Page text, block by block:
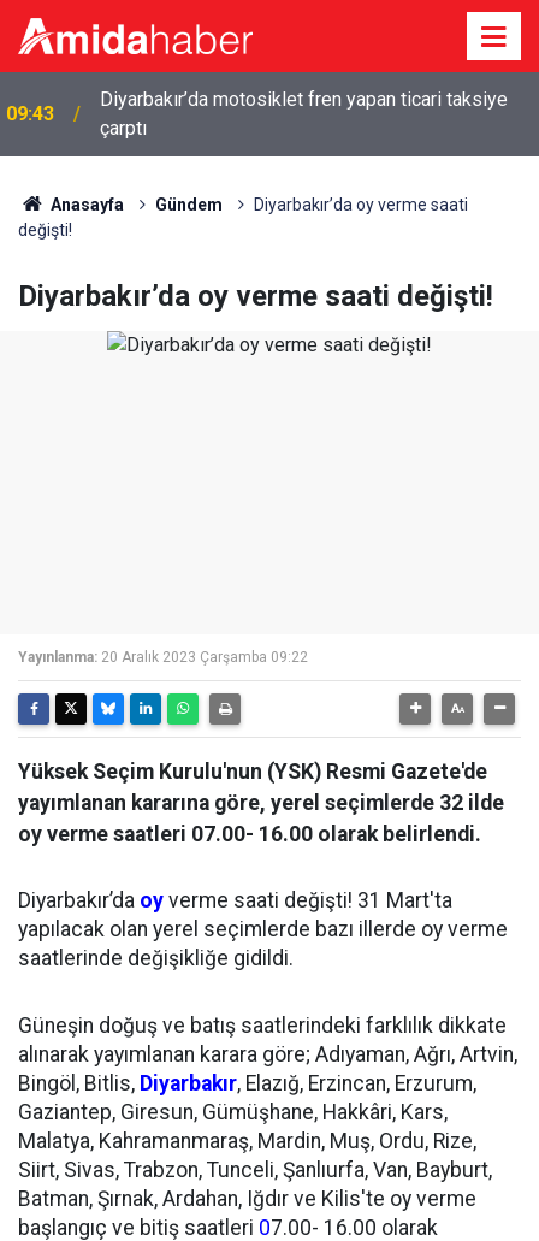
09:16 Yasa teklifi Adalet Komisyonu’ndan geçti
Anasayfa Gündem
Diyarbakır’da oy verme saati
değişti!
Diyarbakır’da oy verme saati değişti!
Yayınlanma: 20 Aralık 2023 Çarşamba 09:22
Yüksek Seçim Kurulu'nun (YSK) Resmi Gazete'de
yayımlanan kararına göre, yerel seçimlerde 32 ilde
oy verme saatleri 07.00- 16.00 olarak belirlendi.
Diyarbakır’da oy verme saati değişti! 31 Mart'ta
yapılacak olan yerel seçimlerde bazı illerde oy verme
saatlerinde değişikliğe gidildi.
Güneşin doğuş ve batış saatlerindeki farklılık dikkate
alınarak yayımlanan karara göre; Adıyaman, Ağrı, Artvin,
Bingöl, Bitlis, Diyarbakır, Elazığ, Erzincan, Erzurum,
Gaziantep, Giresun, Gümüşhane, Hakkâri, Kars,
Malatya, Kahramanmaraş, Mardin, Muş, Ordu, Rize,
Siirt, Sivas, Trabzon, Tunceli, Şanlıurfa, Van, Bayburt,
Batman, Şırnak, Ardahan, Iğdır ve Kilis'te oy verme
başlangıç ve bitiş saatleri 07.00- 16.00 olarak